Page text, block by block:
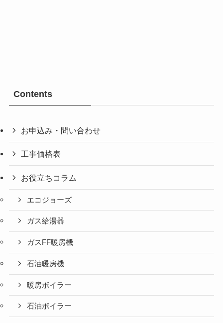
Contents
お申込み・問い合わせ
工事価格表
お役立ちコラム
エコジョーズ
ガス給湯器
ガスFF暖房機
石油暖房機
暖房ボイラー
石油ボイラー